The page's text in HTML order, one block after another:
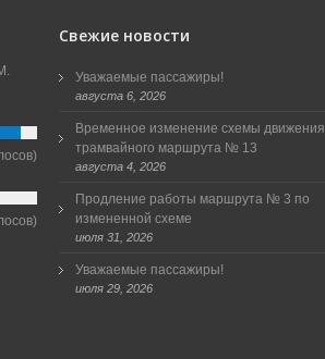
Свежие новости
Уважаемые пассажиры!
августа 6, 2026
Временное изменение схемы движения
трамвайного маршрута № 13
августа 4, 2026
Продление работы маршрута № 3 по
измененной схеме
июля 31, 2026
Уважаемые пассажиры!
июля 29, 2026